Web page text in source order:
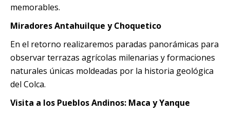
memorables.
Miradores Antahuilque y Choquetico
En el retorno realizaremos paradas panorámicas para
observar terrazas agrícolas milenarias y formaciones
naturales únicas moldeadas por la historia geológica
del Colca.
Visita a los Pueblos Andinos: Maca y Yanque